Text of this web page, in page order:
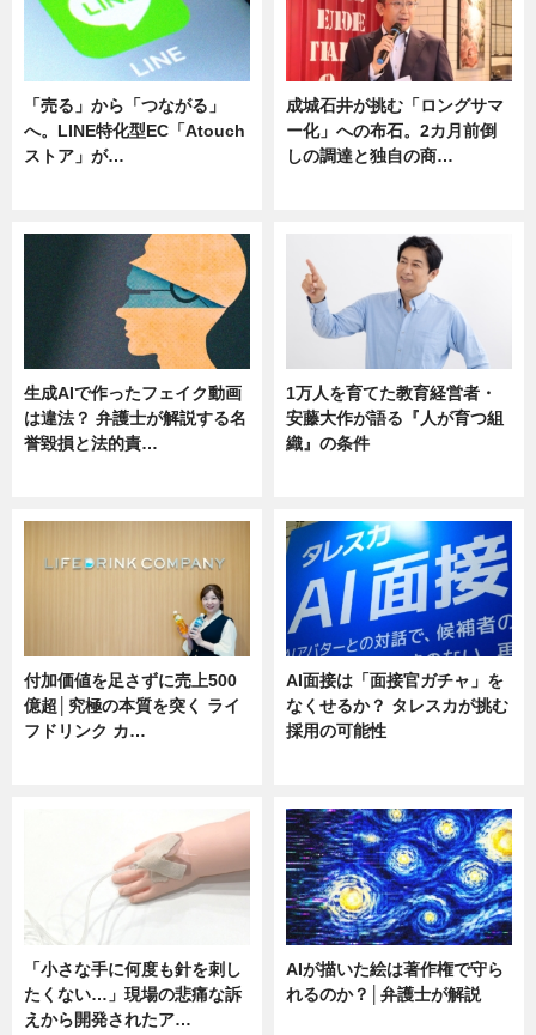
「売る」から「つながる」
へ。LINE特化型EC「Atouch
ストア」が…
成城石井が挑む「ロングサマ
ー化」への布石。2カ月前倒
しの調達と独自の商…
生成AIで作ったフェイク動画
は違法？ 弁護士が解説する名
誉毀損と法的責…
1万人を育てた教育経営者・
安藤大作が語る『人が育つ組
織』の条件
付加価値を足さずに売上500
億超│究極の本質を突く ライ
フドリンク カ…
AI面接は「面接官ガチャ」を
なくせるか？ タレスカが挑む
採用の可能性
「小さな手に何度も針を刺し
たくない…」現場の悲痛な訴
えから開発されたア…
AIが描いた絵は著作権で守ら
れるのか？│弁護士が解説